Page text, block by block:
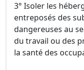
3° Isoler les
entreposés des
dangereuses au
du travail ou des
la santé des